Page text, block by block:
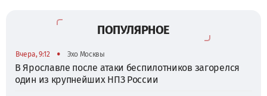
ПОПУЛЯРНОЕ
Вчера, 9:12 • Эхо Москвы
В Ярославле после атаки беспилотников загорелся
один из крупнейших НПЗ России